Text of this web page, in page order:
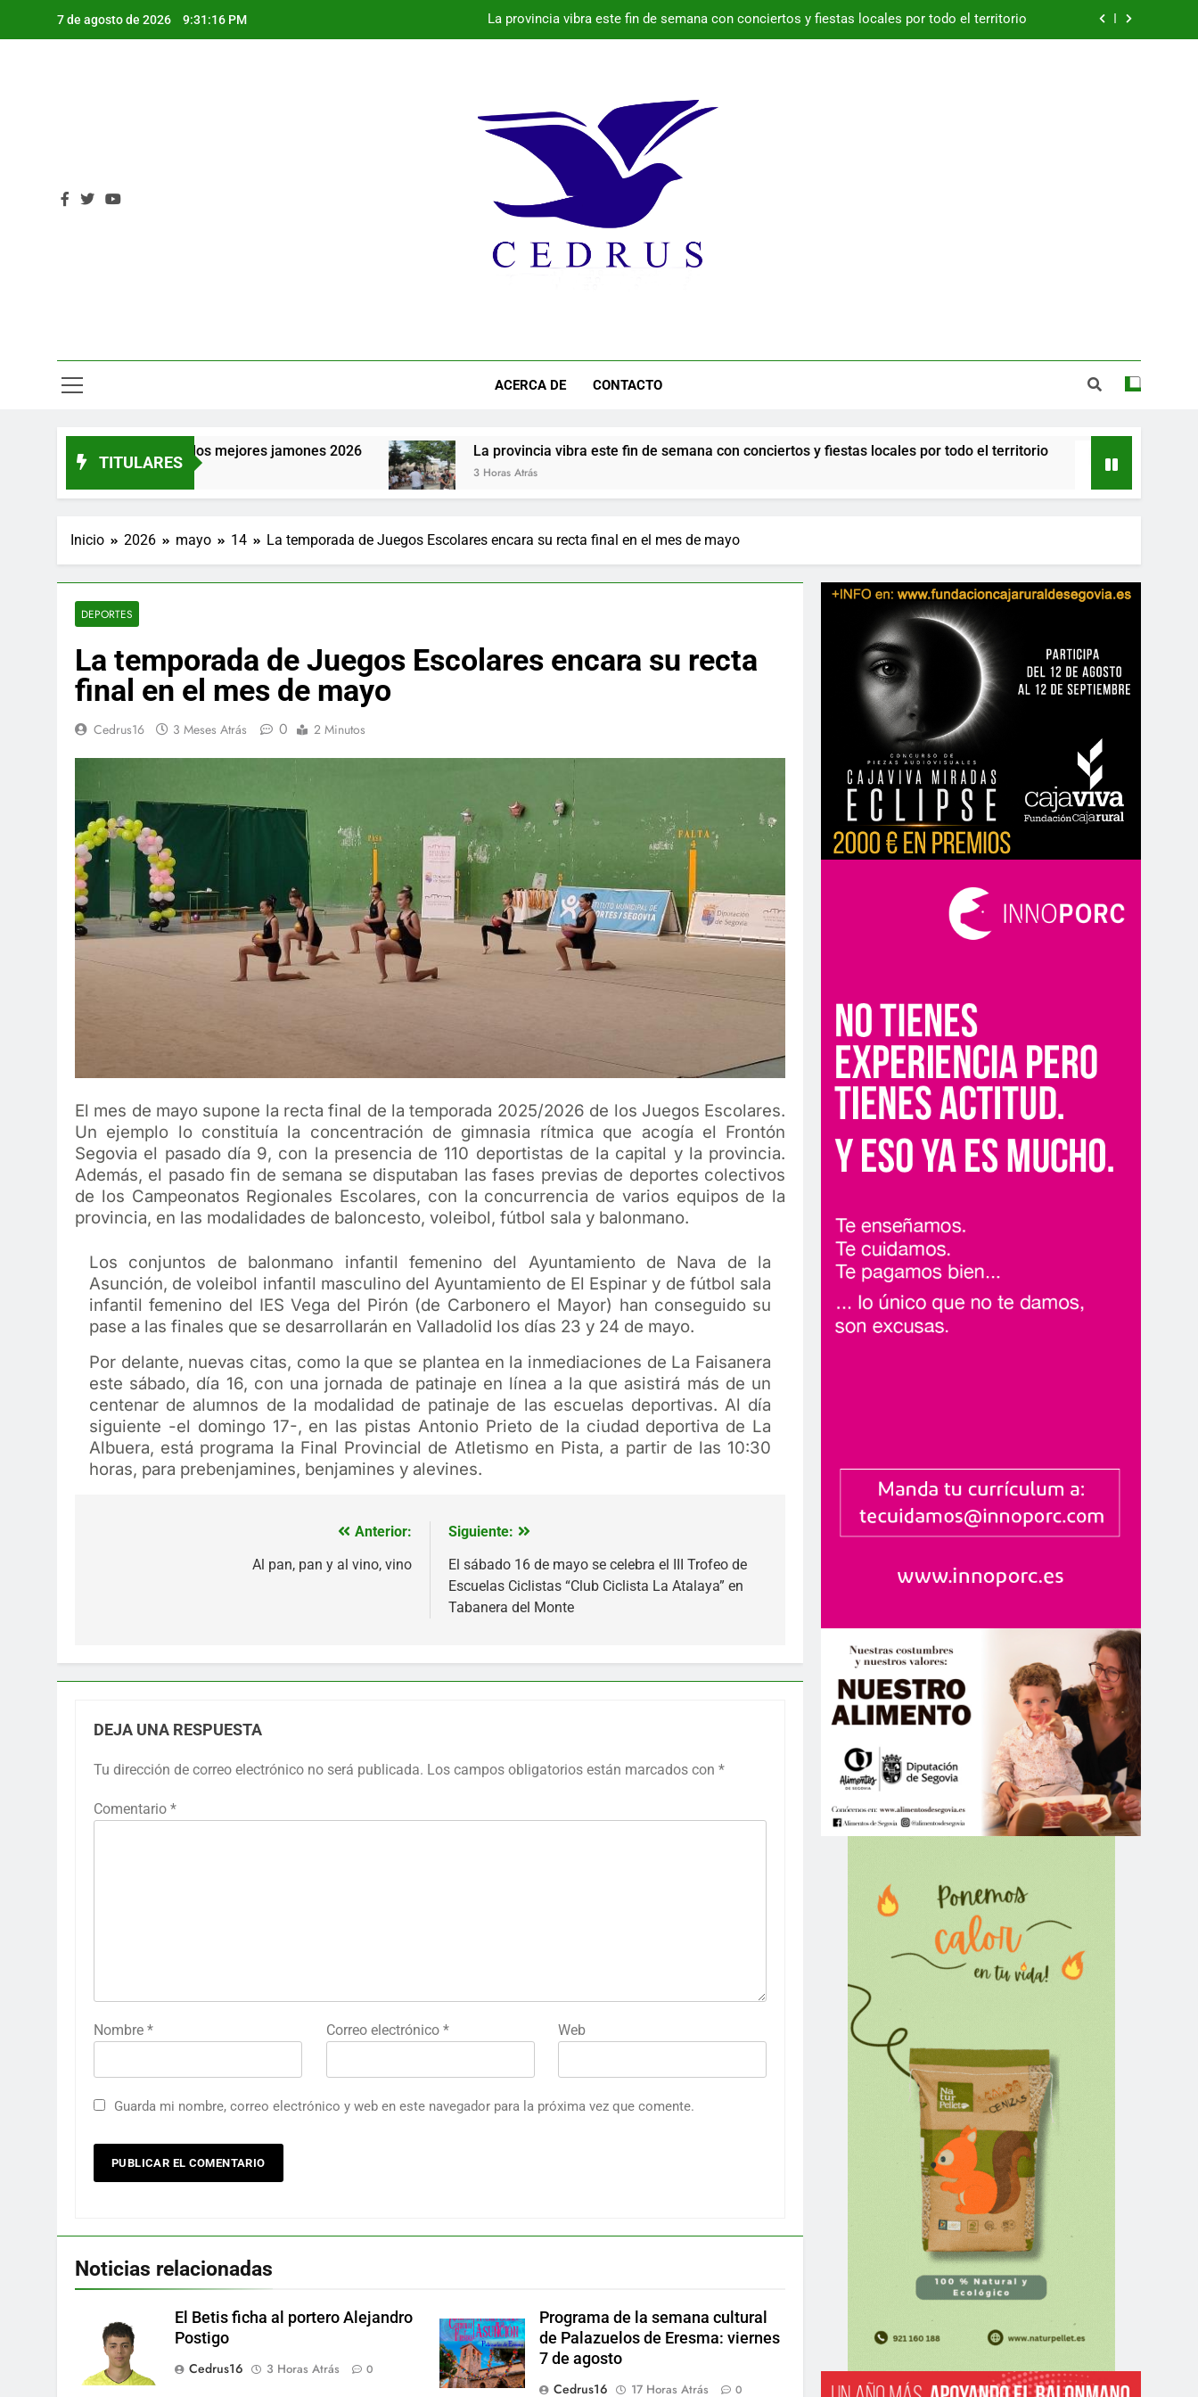
7 de agosto de 2026 9:31:16 PM La provincia vibra este fin de semana con conciertos y fiestas locales por todo el territorio
Programa de la semana cultural de Palazuelos de Eresma: viernes 7 de agosto
Monte Nevado gana el Premio Alimentos de España a los mejores jamones 2026
La provincia vibra este fin de semana con conciertos y fiestas locales por todo el territorio
Programa de la semana cultural de Palazuelos de Eresma: viernes 7 de agosto
ACERCA DE CONTACTO
TITULARES
de España a los mejores jamones 2026 La provincia vibra este fin de semana con conciertos y fiestas locales por todo el territorio
3 Horas Atrás 3 Horas Atrás
Inicio 2026 mayo 14 La temporada de Juegos Escolares encara su recta final en el mes de mayo
DEPORTES
La temporada de Juegos Escolares encara su recta
final en el mes de mayo
Cedrus16 3 Meses Atrás 0 2 Minutos
El mes de mayo supone la recta final de la temporada 2025/2026 de los Juegos Escolares.
Un ejemplo lo constituía la concentración de gimnasia rítmica que acogía el Frontón
Segovia el pasado día 9, con la presencia de 110 deportistas de la capital y la provincia.
Además, el pasado fin de semana se disputaban las fases previas de deportes colectivos
de los Campeonatos Regionales Escolares, con la concurrencia de varios equipos de la
provincia, en las modalidades de baloncesto, voleibol, fútbol sala y balonmano.
Los conjuntos de balonmano infantil femenino del Ayuntamiento de Nava de la
Asunción, de voleibol infantil masculino del Ayuntamiento de El Espinar y de fútbol sala
infantil femenino del IES Vega del Pirón (de Carbonero el Mayor) han conseguido su
pase a las finales que se desarrollarán en Valladolid los días 23 y 24 de mayo.
Por delante, nuevas citas, como la que se plantea en la inmediaciones de La Faisanera
este sábado, día 16, con una jornada de patinaje en línea a la que asistirá más de un
centenar de alumnos de la modalidad de patinaje de las escuelas deportivas. Al día
siguiente -el domingo 17-, en las pistas Antonio Prieto de la ciudad deportiva de La
Albuera, está programa la Final Provincial de Atletismo en Pista, a partir de las 10:30
horas, para prebenjamines, benjamines y alevines.
Anterior:
Al pan, pan y al vino, vino
Siguiente:
El sábado 16 de mayo se celebra el III Trofeo de
Escuelas Ciclistas “Club Ciclista La Atalaya” en
Tabanera del Monte
DEJA UNA RESPUESTA
Tu dirección de correo electrónico no será publicada. Los campos obligatorios están marcados con *
Comentario *
Nombre * Correo electrónico * Web
Guarda mi nombre, correo electrónico y web en este navegador para la próxima vez que comente.
Noticias relacionadas
El Betis ficha al portero Alejandro
Postigo
Cedrus16
3 Horas Atrás 0
Programa de la semana cultural
de Palazuelos de Eresma: viernes
7 de agosto
Cedrus16
17 Horas Atrás 0